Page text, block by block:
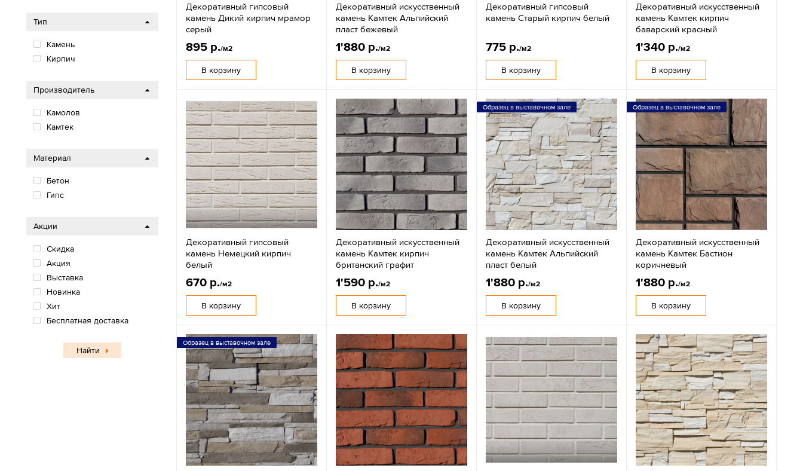
Декоративный гипсовый
камень Дикий кирпич мрамор
серый
895 р./м2
В корзину
Декоративный искусственный
камень Камтек Альпийский
пласт бежевый
1'880 р./м2
В корзину
Декоративный гипсовый
камень Старый кирпич белый
775 р./м2
В корзину
Декоративный искусственный
камень Камтек кирпич
баварский красный
1'340 р./м2
В корзину
Декоративный гипсовый
камень Немецкий кирпич
белый
670 р./м2
В корзину
Декоративный искусственный
камень Камтек кирпич
британский графит
1'590 р./м2
В корзину
Образец в выставочном зале
Декоративный искусственный
камень Камтек Альпийский
пласт белый
1'880 р./м2
В корзину
Образец в выставочном зале
Декоративный искусственный
камень Камтек Бастион
коричневый
1'880 р./м2
В корзину
Образец в выставочном зале
Тип
Камень
Кирпич
Производитель
Камолов
Камтек
Материал
Бетон
Гипс
Акции
Скидка
Акция
Выставка
Новинка
Хит
Бесплатная доставка
Найти